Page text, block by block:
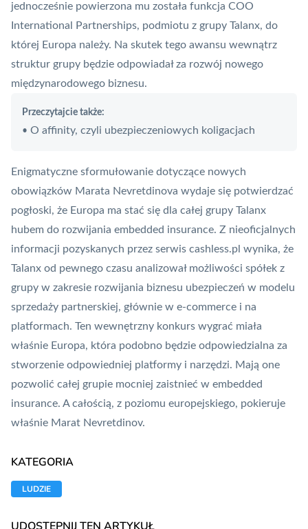
jednocześnie powierzona mu została funkcja COO
International Partnerships, podmiotu z grupy Talanx, do
której Europa należy. Na skutek tego awansu wewnątrz
struktur grupy będzie odpowiadał za rozwój nowego
międzynarodowego biznesu.
Przeczytajcie także:
• O affinity, czyli ubezpieczeniowych koligacjach
Enigmatyczne sformułowanie dotyczące nowych
obowiązków Marata Nevretdinova wydaje się potwierdzać
pogłoski, że Europa ma stać się dla całej grupy Talanx
hubem do rozwijania embedded insurance. Z nieoficjalnych
informacji pozyskanych przez serwis cashless.pl wynika, że
Talanx od pewnego czasu analizował możliwości spółek z
grupy w zakresie rozwijania biznesu ubezpieczeń w modelu
sprzedaży partnerskiej, głównie w e-commerce i na
platformach. Ten wewnętrzny konkurs wygrać miała
właśnie Europa, która podobno będzie odpowiedzialna za
stworzenie odpowiedniej platformy i narzędzi. Mają one
pozwolić całej grupie mocniej zaistnieć w embedded
insurance. A całością, z poziomu europejskiego, pokieruje
właśnie Marat Nevretdinov.
KATEGORIA
LUDZIE